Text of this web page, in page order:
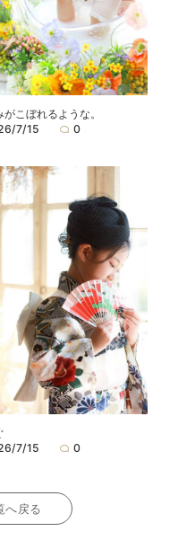
がこぼれるような。
7/15
0
7/15
0
戻る